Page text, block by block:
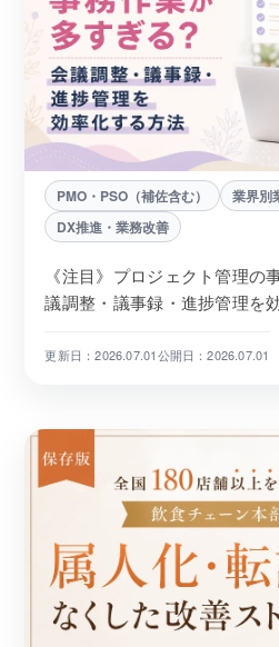
PMO・PSO（補佐含む）
業界別
DX推進・業務改善
《注目》プロジェクト管理の
議調整・議事録・進捗管理を
更新日：2026.07.01公開日：2026.07.01